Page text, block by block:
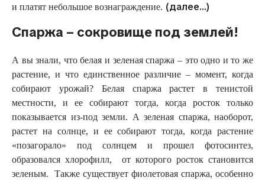
и платят небольшое вознаграждение. (далее…)
Спаржа – сокровище под землей!
А вы знали, что белая и зеленая спаржа – это одно и то же
растение, и что единственное различие – момент, когда
собирают урожай? Белая спаржа растет в тенистой
местности, и ее собирают тогда, когда росток только
показывается из-под земли. А зеленая спаржа, наоборот,
растет на солнце, и ее собирают тогда, когда растение
«позагорало» под солнцем и прошел фотосинтез,
образовался хлорофилл, от которого росток становится
зеленым. Также существует фиолетовая спаржа, особенно